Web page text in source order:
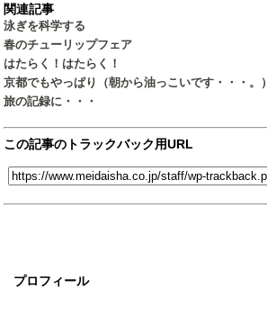
プロフィール
関連記事
泳ぎを科学する
春のチューリップフェア
はたらく！はたらく！
京都でもやっぱり（朝から油っこいです・・・。）
旅の記録に・・・
この記事のトラックバック用URL